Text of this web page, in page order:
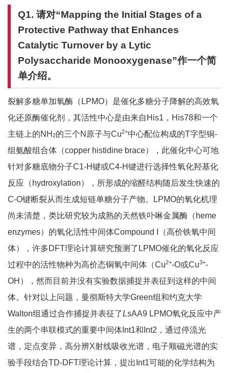
Q1.请对“Mapping the Initial Stages of a
Protective Pathway that Enhances
Catalytic Turnover by a Lytic
Polysaccharide Monooxygenase”作一个简
单介绍。
裂解多糖单加氧酶（LPMO）是催化多糖分子降解的高效氧
化还原酶催化剂，其活性中心是由来自His1，His78和一个
主链上的NH 2的三个N原子与Cu2+中心配位构成的T字型铜-
组氨酸组合体（copper histidine brace），此催化中心可地
针对多糖底物分子C1-H键或C4-H键进行选择性氧化羟基化
反应（hydroxylation），所形成的缩醛结构随后发生快速的
C-O键断裂从而生成短链单糖分子产物。LPMO的氧化机理
尚未清楚，类比研究较为成熟的天然铁卟啉金属酶（heme
enzymes）的氧化活性中间体Compound I（高价铁氧中间
体），许多DFT理论计算研究预测了LPMO催化的氧化反应
过程中的活性物种为高价态铜氧中间体（Cu2+-O或Cu3+-
OH），然而目前并没有实验数据捕捉并表征到这样的中间
体。针对以上问题，曼彻斯特大学Green组和约克大学
Walton组通过合作捕捉并表征了LsAA9 LPMO氧化反应中产
生的两个串联模式的重要中间体Int1和Int2，通过停流光
谱，定点变异，高分辨X射线吸收光谱，电子顺磁光谱的实
验手段结合TD-DFT理论计算，提出Int1可能的化学结构为